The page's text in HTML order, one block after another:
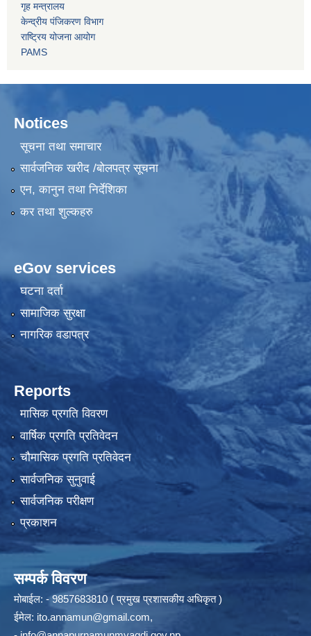
गृह मन्त्रालय
केन्द्रीय पंजिकरण विभाग
राष्ट्रिय योजना आयोग
PAMS
Notices
सूचना तथा समाचार
सार्वजनिक खरीद /बोलपत्र सूचना
एन, कानुन तथा निर्देशिका
कर तथा शुल्कहरु
eGov services
घटना दर्ता
सामाजिक सुरक्षा
नागरिक वडापत्र
Reports
मासिक प्रगति विवरण
वार्षिक प्रगति प्रतिवेदन
चौमासिक प्रगति प्रतिवेदन
सार्वजनिक सुनुवाई
सार्वजनिक परीक्षण
प्रकाशन
सम्पर्क विवरण
मोबाईल: - 9857683810 ( प्रमुख प्रशासकीय अधिकृत )
ईमेल: ito.annamun@gmail.com,